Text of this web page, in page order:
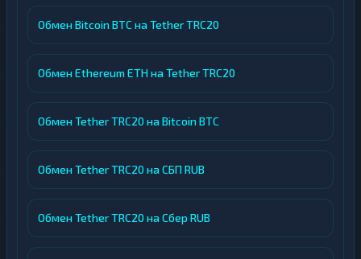
Обмен Bitcoin BTC на Tether TRC20
Обмен Ethereum ETH на Tether TRC20
Обмен Tether TRC20 на Bitcoin BTC
Обмен Tether TRC20 на СБП RUB
Обмен Tether TRC20 на Сбер RUB